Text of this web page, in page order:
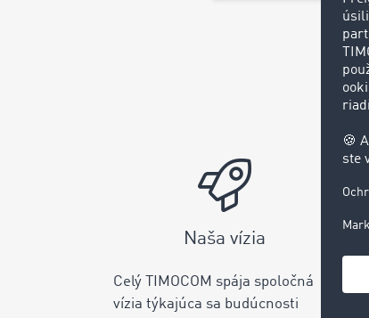
Naša vízia
Celý TIMOCOM spája spoločná
vízia týkajúca sa budúcnosti